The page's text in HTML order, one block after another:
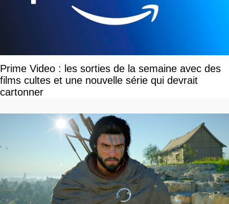
Prime Video : les sorties de la semaine avec des
films cultes et une nouvelle série qui devrait
cartonner